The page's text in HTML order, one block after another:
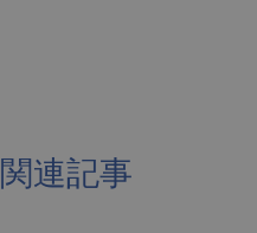
関連記事